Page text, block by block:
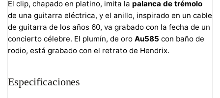
El clip, chapado en platino, imita la palanca de trémolo
de una guitarra eléctrica, y el anillo, inspirado en un cable
de guitarra de los años 60, va grabado con la fecha de un
concierto célebre. El plumín, de oro Au585 con baño de
rodio, está grabado con el retrato de Hendrix.
Especificaciones